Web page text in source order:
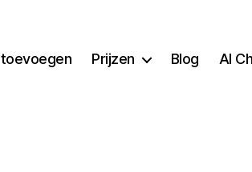
Prijzen Blog AI